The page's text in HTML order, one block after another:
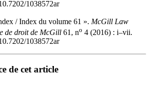
1038572ar
/ Index du volume 61 ». McGill Law
de droit de McGill 61, no 4 (2016) : i–vii.
1038572ar
de cet article